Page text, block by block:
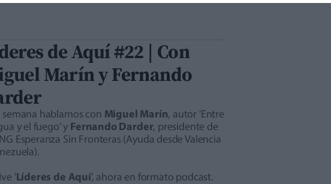
de Aquí #22 | Con
Marín y Fernando
semana hablamos con Miguel Marín, autor 'Entre
y el fuego' y Fernando Darder, presidente de
Esperanza Sin Fronteras (Ayuda desde Valencia
'Líderes de Aquí', ahora en formato podcast.